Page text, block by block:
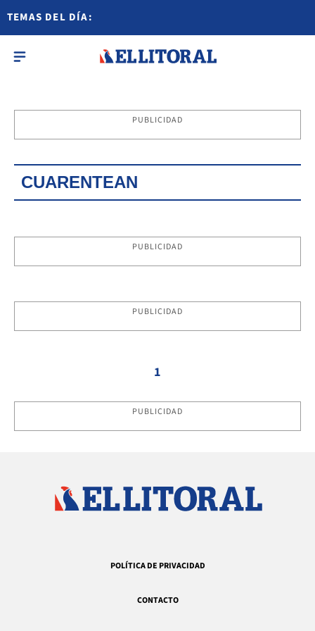
TEMAS DEL DÍA:
PUBLICIDAD
CUARENTEAN
PUBLICIDAD
PUBLICIDAD
1
PUBLICIDAD
POLÍTICA DE PRIVACIDAD
CONTACTO